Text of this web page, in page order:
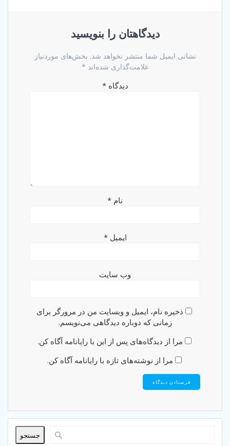
دیدگاهتان را بنویسید
نشانی ایمیل شما منتشر نخواهد شد. بخش‌های موردنیاز
علامت‌گذاری شده‌اند *
دیدگاه*
نام *
ایمیل*
وب‌ سایت
ذخیره نام، ایمیل و وبسایت من در مرورگر برای
زمانی که دوباره دیدگاهی می‌نویسم.
مرا از دیدگاه‌های پس از این با رایانامه آگاه کن.
مرا از نوشته‌های تازه با رایانامه آگاه کن.
جستجو